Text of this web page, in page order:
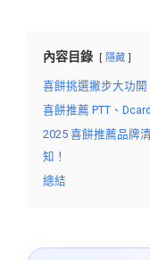
內容目錄 隱藏
喜餅挑選撇步大功開
喜餅推薦 PTT、
2025 喜餅推薦品牌
知！
總結